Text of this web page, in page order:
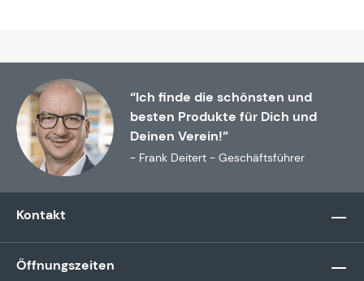
“Ich finde die schönsten und
besten Produkte für Dich und
Deinen Verein!”
- Frank Deitert - Geschäftsführer
Kontakt
Öffnungszeiten